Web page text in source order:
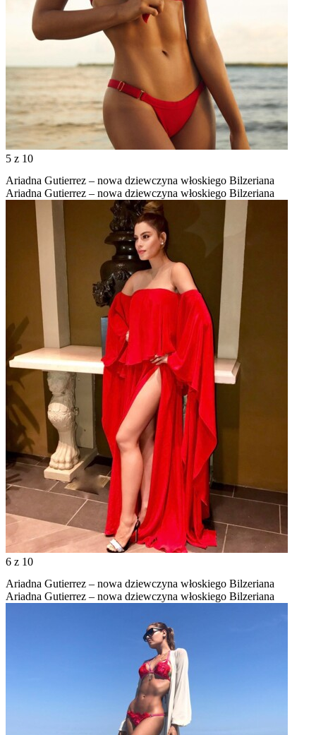
5 z 10
Ariadna Gutierrez – nowa dziewczyna włoskiego Bilzeriana
Ariadna Gutierrez – nowa dziewczyna włoskiego Bilzeriana
6 z 10
Ariadna Gutierrez – nowa dziewczyna włoskiego Bilzeriana
Ariadna Gutierrez – nowa dziewczyna włoskiego Bilzeriana